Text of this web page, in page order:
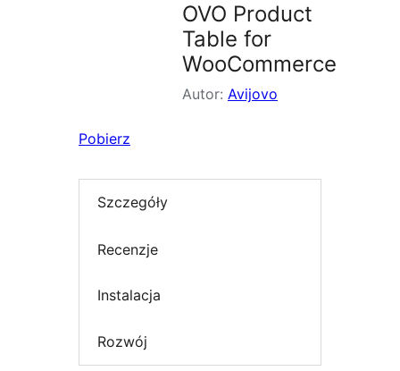
OVO Product
Table for
WooCommerce
Autor: Avijovo
Pobierz
Szczegóły
Recenzje
Instalacja
Rozwój